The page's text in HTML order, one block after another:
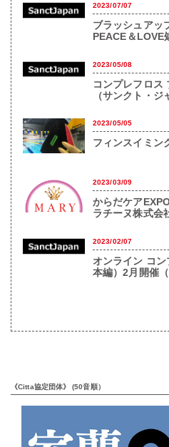
2023/07/07
ブラッシュアップセミナ
PEACE＆LOVE処置へ～ （
2023/05/08
コンプレフロス
（サンクト・ジ
2023/05/05
フィンスイミン
2023/03/09
からだケア
ラチーヌ株式会
2023/02/07
オンライン コ
本編）2月開催
《Citta協定団体》 (50音順）